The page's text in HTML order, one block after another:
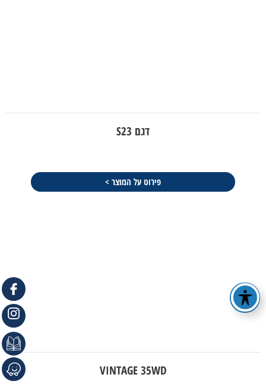
דגם S23
פירוט על המוצר >
VINTAGE 35WD